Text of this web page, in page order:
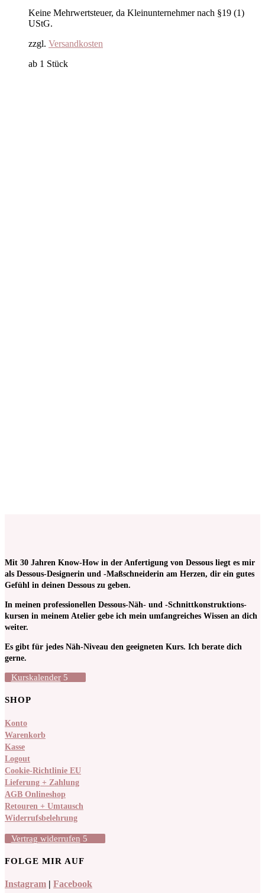
Keine Mehrwertsteuer, da Kleinunternehmer nach §19 (1)
UStG.
zzgl. Versandkosten
ab 1 Stück
Mit 30 Jahren Know-How in der Anfertigung von Dessous liegt es mir
als Dessous-Designerin und -Maßschneiderin am Herzen, dir ein gutes
Gefühl in deinen Dessous zu geben.
In meinen pro­fessionellen Dessous-Näh- und -Schnitt­kon­struktions­
kursen in meinem Atelier gebe ich mein umfangreiches Wissen an dich
weiter.
Es gibt für jedes Näh-Niveau den geeigneten Kurs. Ich berate dich
gerne.
Kurskalender
SHOP
Konto
Warenkorb
Kasse
Logout
Cookie-Richtlinie EU
Lieferung + Zahlung
AGB Onlineshop
Retouren + Umtausch
Widerrufsbelehrung
Vertrag widerrufen
FOLGE MIR AUF
Instagram | Facebook